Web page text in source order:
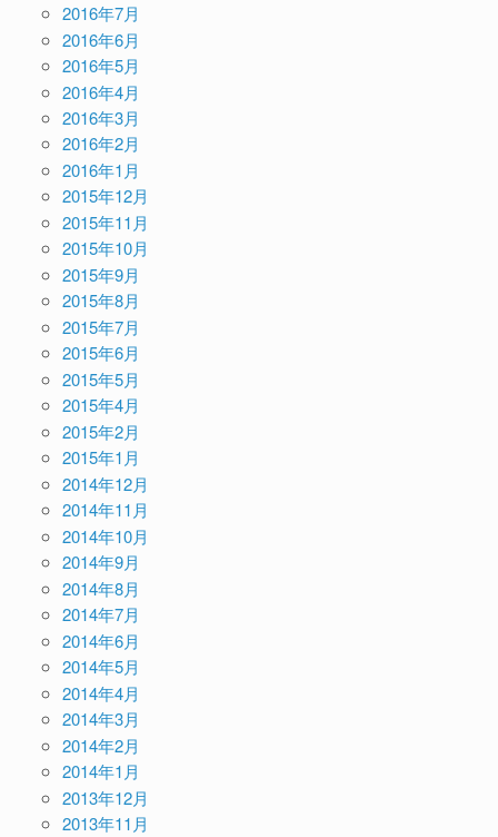
2016年7月
2016年6月
2016年5月
2016年4月
2016年3月
2016年2月
2016年1月
2015年12月
2015年11月
2015年10月
2015年9月
2015年8月
2015年7月
2015年6月
2015年5月
2015年4月
2015年2月
2015年1月
2014年12月
2014年11月
2014年10月
2014年9月
2014年8月
2014年7月
2014年6月
2014年5月
2014年4月
2014年3月
2014年2月
2014年1月
2013年12月
2013年11月